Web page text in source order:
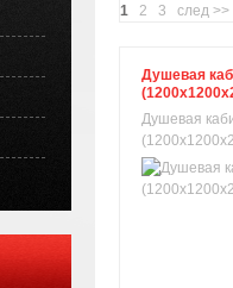
1
2 3 след >>
Душевая
Душевая